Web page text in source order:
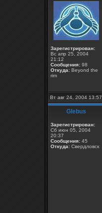
Зарегистрирован:
Вс апр 25, 2004
21:12
Сообщения: 98
Откуда: Beyond the
rim
Вт авг 24, 2004 13:57
Glebus
Зарегистрирован:
Сб июн 05, 2004
20:37
Сообщения: 45
Откуда: Свердловск